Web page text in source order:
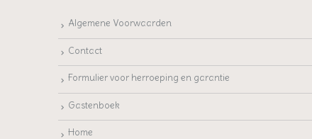
Algemene Voorwaarden
Contact
Formulier voor herroeping en garantie
Gastenboek
Home